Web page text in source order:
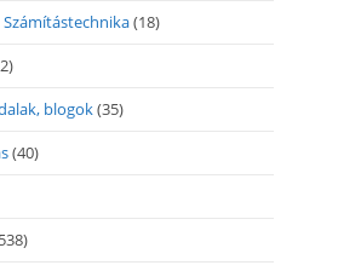
(18)
blogok(35)
(40)